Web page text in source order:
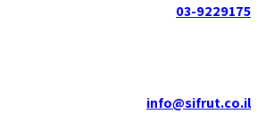
03-9229175
info@sifrut.co.il